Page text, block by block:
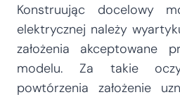
Konstruując docelowy
elektrycznej należy
założenia akceptowane
modelu. Za takie
powtórzenia założenie